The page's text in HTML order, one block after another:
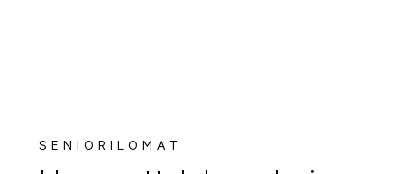
SENIORILOMAT